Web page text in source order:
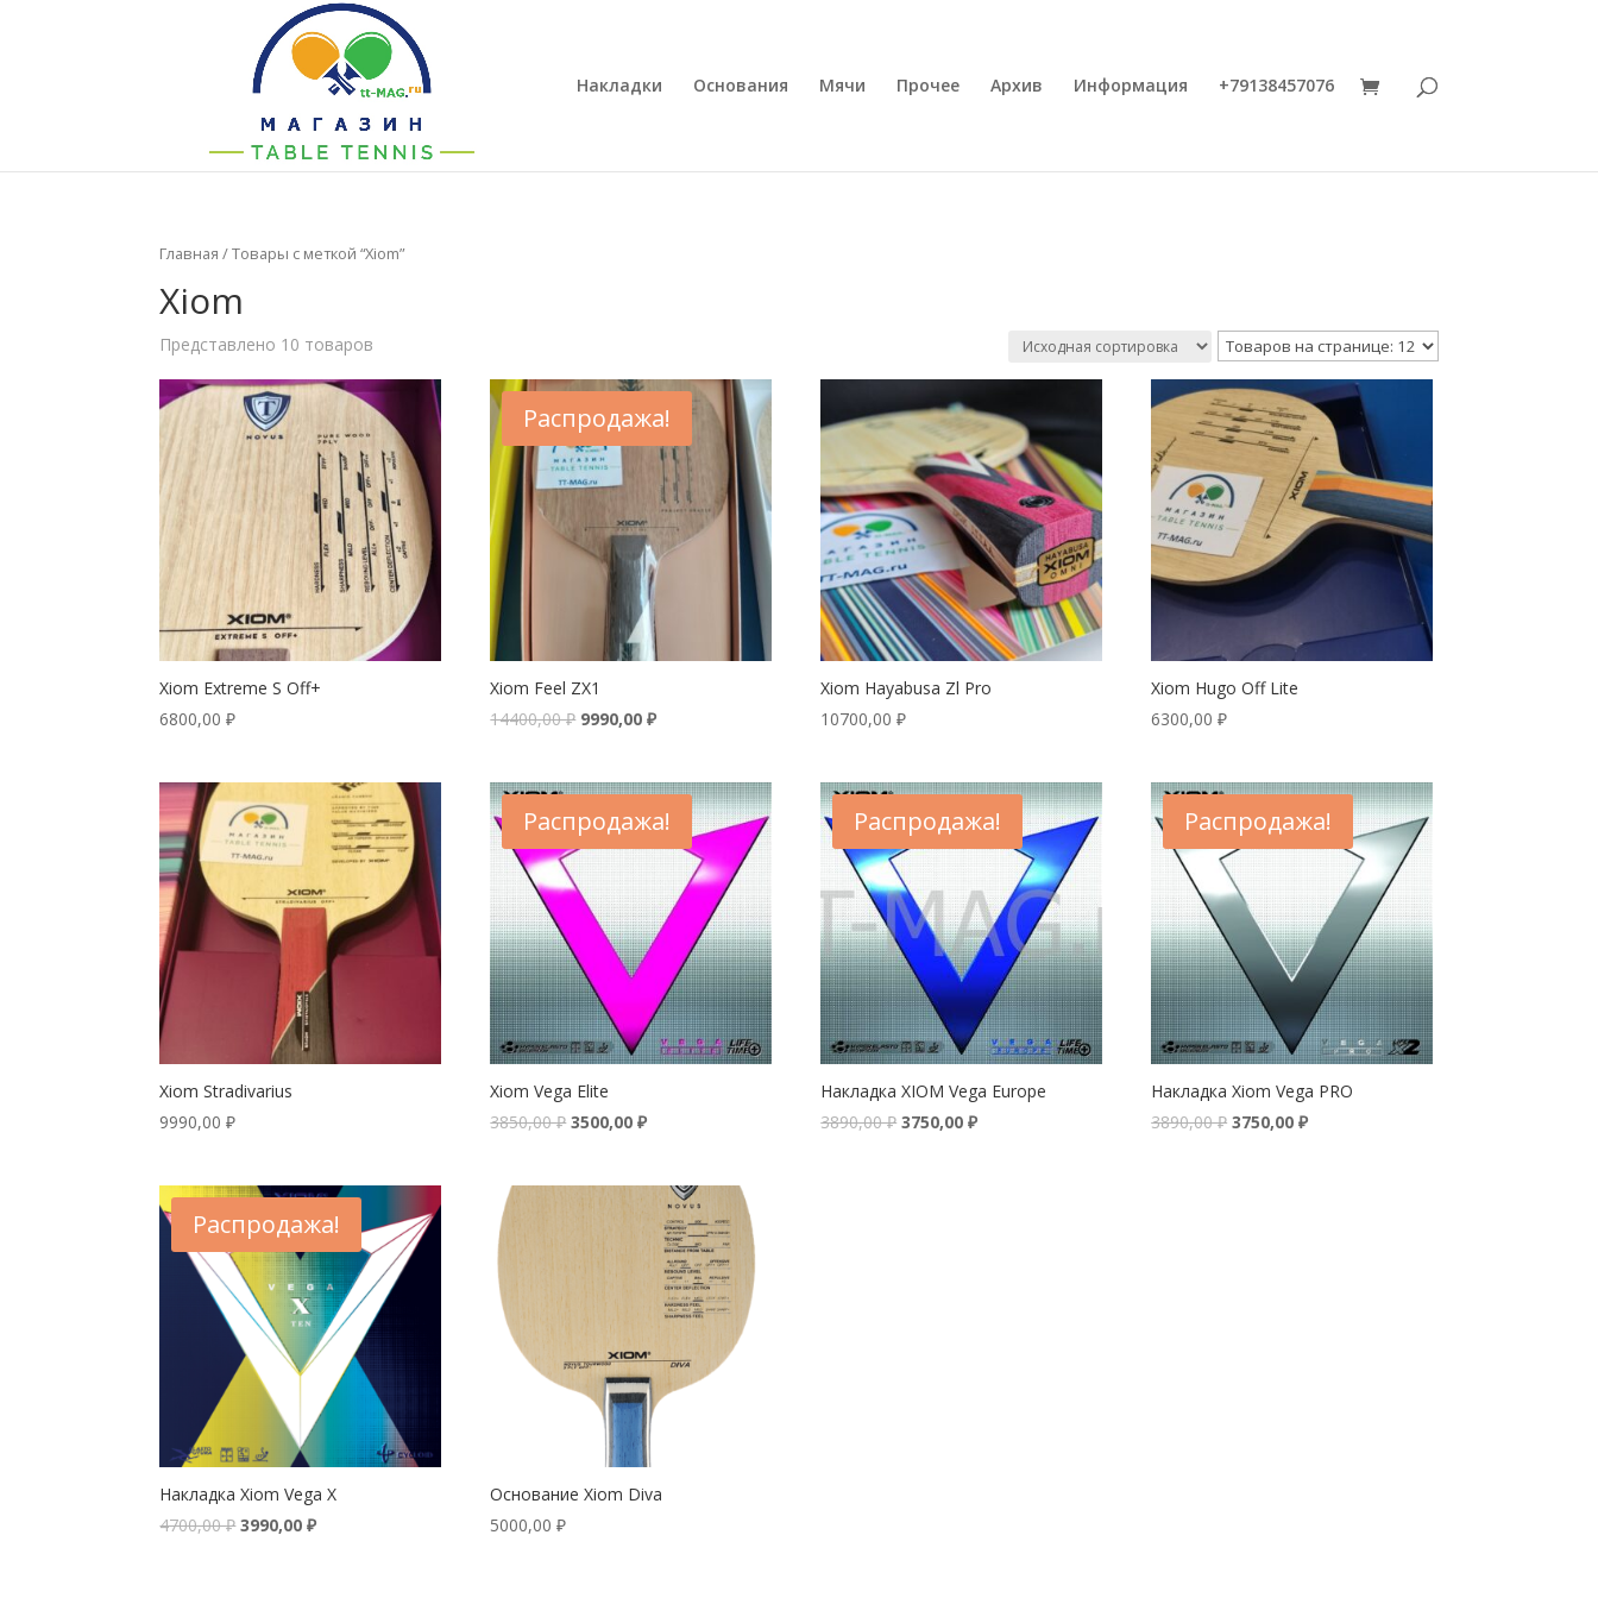
Накладки Основания Мячи Прочее Архив Информация +79138457076
Главная / Товары с меткой “Xiom”
Xiom
Представлено 10 товаров
Xiom Extreme S Off+
6800,00₽
Распродажа!
Xiom Feel ZX1
14400,00₽ 9990,00₽
Xiom Hayabusa Zl Pro
10700,00₽
Xiom Hugo Off Lite
6300,00₽
Xiom Stradivarius
9990,00₽
Распродажа!
Xiom Vega Elite
3850,00₽ 3500,00₽
Распродажа!
Накладка XIOM Vega Europe
3890,00₽ 3750,00₽
Распродажа!
Накладка Xiom Vega PRO
3890,00₽ 3750,00₽
Распродажа!
Накладка Xiom Vega X
4700,00₽ 3990,00₽
Основание Xiom Diva
5000,00₽